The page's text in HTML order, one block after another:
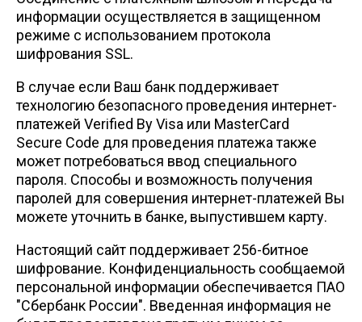
Труба профильная
Катанка
Полоса
Сетка кладочная
информации осуществляется в защищенном
режиме с использованием протокола
шифрования SSL.
В случае если Ваш банк поддерживает
технологию безопасного проведения интернет-
платежей Verified By Visa или MasterCard
Secure Code для проведения платежа также
может потребоваться ввод специального
пароля. Способы и возможность получения
паролей для совершения интернет-платежей Вы
можете уточнить в банке, выпустившем карту.
Настоящий сайт поддерживает 256-битное
шифрование. Конфиденциальность сообщаемой
персональной информации обеспечивается ПАО
"Сбербанк России". Введенная информация не